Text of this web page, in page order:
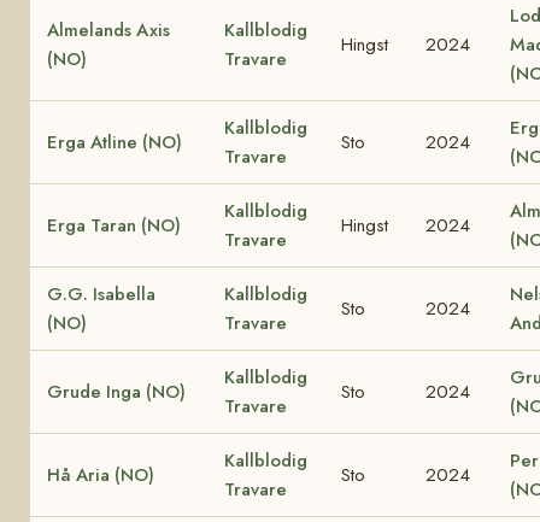
Almelands Axis
(NO)
Kallblodig
Travare
Hingst 2024
Erga Atline (NO)
Kallblodig
Travare
Sto 2024
Erga Taran (NO)
Kallblodig
Travare
Hingst 2024
G.G. Isabella
(NO)
Kallblodig
Travare
Sto 2024
Grude Inga (NO)
Kallblodig
Travare
Sto 2024
Hå Aria (NO)
Kallblodig
Travare
Sto 2024